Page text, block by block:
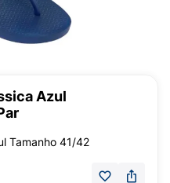
Azul
Tamanho 41/42